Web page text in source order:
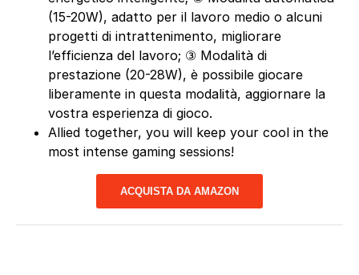
(15-20W), adatto per il lavoro medio o alcuni
progetti di intrattenimento, migliorare
l’efficienza del lavoro; ③ Modalità di
prestazione (20-28W), è possibile giocare
liberamente in questa modalità, aggiornare la
vostra esperienza di gioco.
Allied together, you will keep your cool in the
most intense gaming sessions!
ACQUISTA DA AMAZON